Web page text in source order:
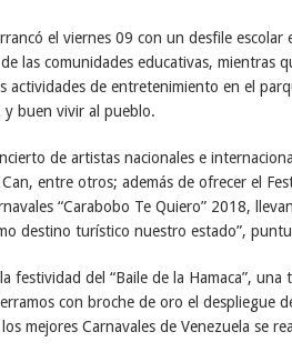
el viernes 09 con un desfile escolar
las comunidades educativas, mientras
actividades de entretenimiento en el
buen vivir al pueblo.
de artistas nacionales e
entre otros; además de ofrecer el
“Carabobo Te Quiero” 2018,
destino turístico nuestro estado”,
festividad del “Baile de la Hamaca”, una
con broche de oro el despliegue
mejores Carnavales de Venezuela se